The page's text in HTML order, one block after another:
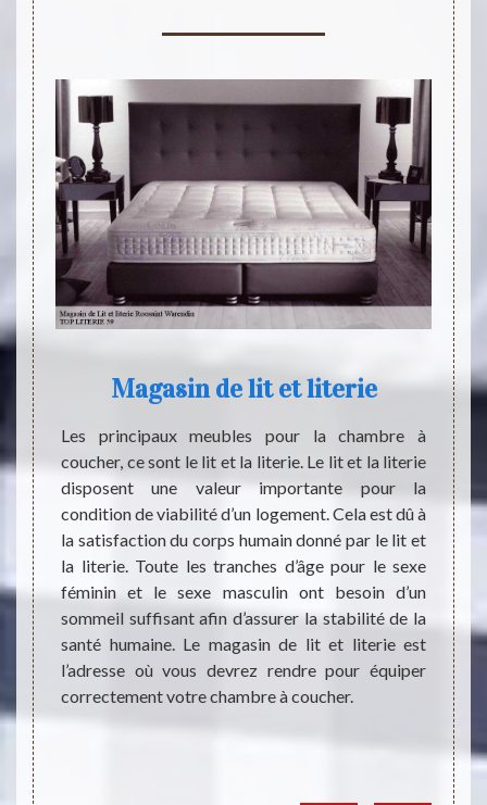
en
le lit.
Magasin de lit et literie
Les principaux meubles pour la chambre à
coucher, ce sont le lit et la literie. Le lit et la literie
disposent une valeur importante pour la
condition de viabilité d’un logement. Cela est dû à
la satisfaction du corps humain donné par le lit et
la literie. Toute les tranches d’âge pour le sexe
féminin et le sexe masculin ont besoin d’un
sommeil suffisant afin d’assurer la stabilité de la
santé humaine. Le magasin de lit et literie est
l’adresse où vous devrez rendre pour équiper
correctement votre chambre à coucher.
Les
de
tous